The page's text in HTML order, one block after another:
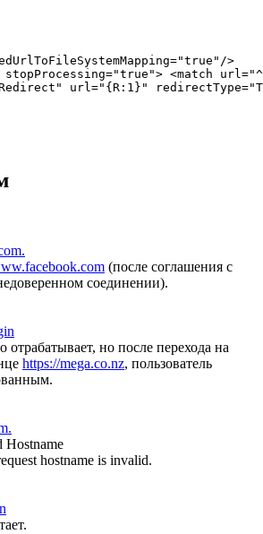
>
stopProcessing="true"> <match
url="{R:1}"
(после соглашения с
соединении).
но после перехода на
https://mega.co.nz, пользователь
hostname is invalid.